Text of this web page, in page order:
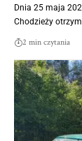
Dnia 25 maja
Chodzieży
2 min czytania